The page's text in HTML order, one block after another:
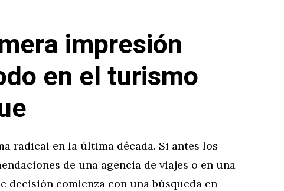
impresión
en el turismo
radical en la última década. Si antes los
de una agencia de viajes o en una
decisión comienza con una búsqueda en